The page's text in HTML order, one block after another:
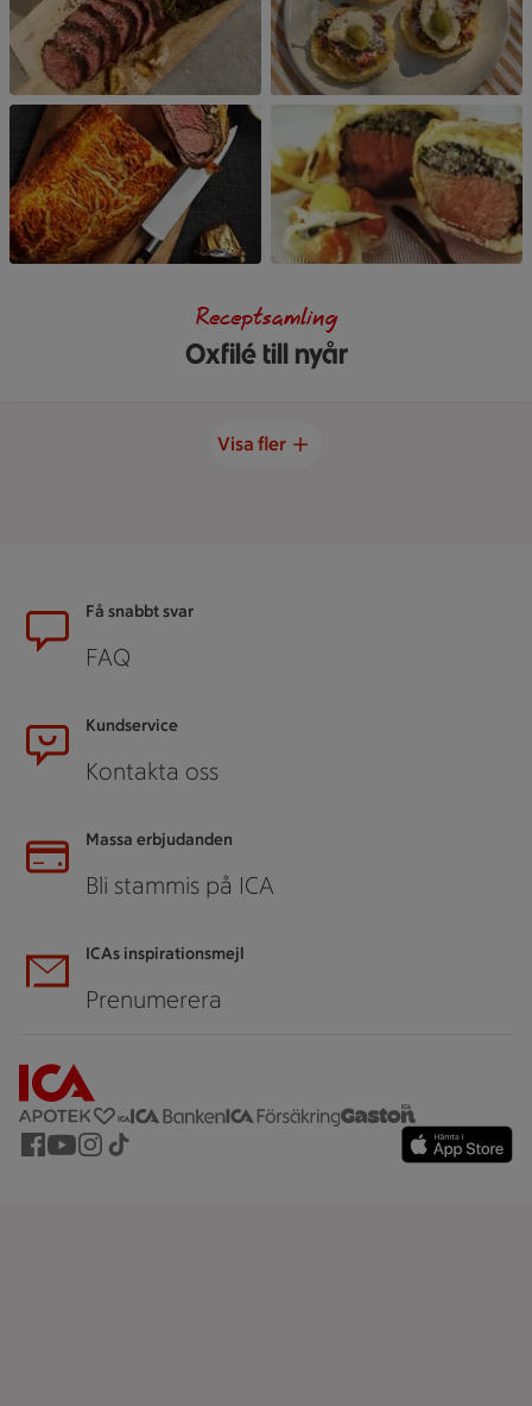
Oxfilé till nyår
Receptsamling
Visa fler
SidfotFå snabbt svar
FAQ
Kundservice
Kontakta oss
Massa erbjudanden
Bli stammis på ICA
ICAs inspirationsmejl
Prenumerera